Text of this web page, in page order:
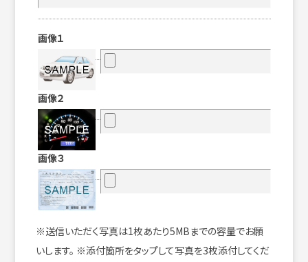
画像１
画像２
画像３
※送信いただく写真は1枚あたり5MBまでの容量でお願
いします。 ※添付箇所をタップして写真を3枚添付してくだ